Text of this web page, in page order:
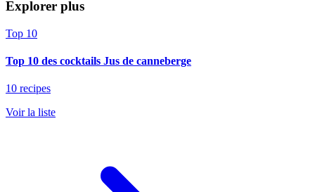
Explorer plus
Top 10
Top 10 des cocktails Jus de canneberge
10 recipes
Voir la liste